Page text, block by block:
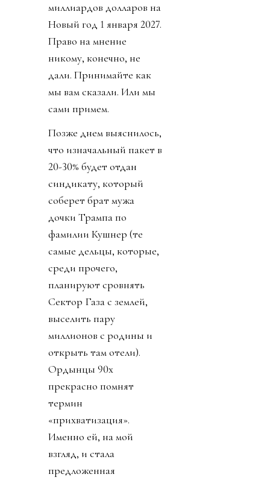
миллиардов долларов на
Новый год 1 января 2027.
Право на мнение
никому, конечно, не
дали. Принимайте как
мы вам сказали. Или мы
сами примем.
Позже днем выяснилось,
что изначальный пакет в
20-30% будет отдан
синдикату, который
соберет брат мужа
дочки Трампа по
фамилии Кушнер (те
самые дельцы, которые,
среди прочего,
планируют сровнять
Сектор Газа с землей,
выселить пару
миллионов с родины и
открыть там отели).
Ордынцы 90х
прекрасно помнят
термин
«прихватизация».
Именно ей, на мой
взгляд, и стала
предложенная